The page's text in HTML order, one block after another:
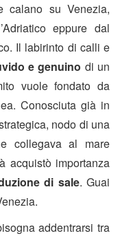
calano su Venezia,
eppure dal
Il labirinto di calli e
e genuino di un
vuole fondato da
Conosciuta già in
nodo di una
collegava al mare
acquistò importanza
di sale. Guai
addentrarsi tra